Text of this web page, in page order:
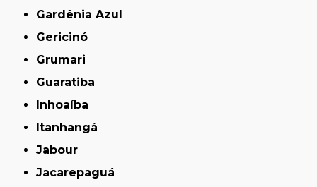
Gardênia Azul
Gericinó
Grumari
Guaratiba
Inhoaíba
Itanhangá
Jabour
Jacarepaguá